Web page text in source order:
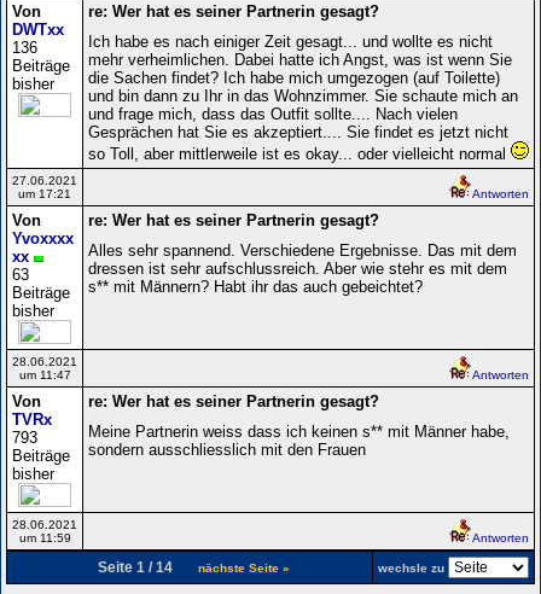
Von
DWTxx
136
Beiträge
bisher
re: Wer hat es seiner Partnerin gesagt?
Ich habe es nach einiger Zeit gesagt... und wollte es nicht
mehr verheimlichen. Dabei hatte ich Angst, was ist wenn Sie
die Sachen findet? Ich habe mich umgezogen (auf Toilette)
und bin dann zu Ihr in das Wohnzimmer. Sie schaute mich an
und frage mich, dass das Outfit sollte.... Nach vielen
Gesprächen hat Sie es akzeptiert.... Sie findet es jetzt nicht
so Toll, aber mittlerweile ist es okay... oder vielleicht normal
27.06.2021
um 17:21
Antworten
Von
Yvoxxxx
xx
63
Beiträge
bisher
re: Wer hat es seiner Partnerin gesagt?
Alles sehr spannend. Verschiedene Ergebnisse. Das mit dem
dressen ist sehr aufschlussreich. Aber wie stehr es mit dem
s** mit Männern? Habt ihr das auch gebeichtet?
28.06.2021
um 11:47
Antworten
Von
TVRx
793
Beiträge
bisher
re: Wer hat es seiner Partnerin gesagt?
Meine Partnerin weiss dass ich keinen s** mit Männer habe,
sondern ausschliesslich mit den Frauen
28.06.2021
um 11:59
Antworten
Seite 1 / 14 nächste Seite » wechsle zu